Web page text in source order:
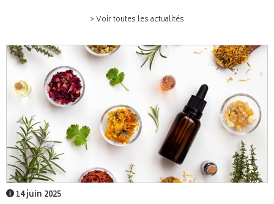
> Voir toutes les actualités
14 juin 2025